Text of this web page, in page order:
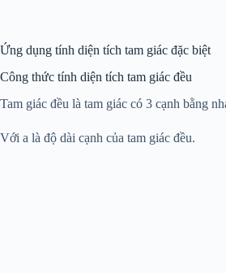
Ứng dụng tính diện tích tam giác đặc biệt
Công thức tính diện tích tam giác đều
Tam giác đều là tam giác có 3 cạnh bằng
Với a là độ dài cạnh của tam giác đều.